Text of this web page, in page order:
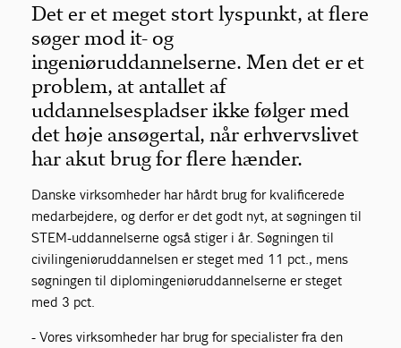
Det er et meget stort lyspunkt, at flere
søger mod it- og
ingeniøruddannelserne. Men det er et
problem, at antallet af
uddannelsespladser ikke følger med
det høje ansøgertal, når erhvervslivet
har akut brug for flere hænder.
Danske virksomheder har hårdt brug for kvalificerede
medarbejdere, og derfor er det godt nyt, at søgningen til
STEM-uddannelserne også stiger i år. Søgningen til
civilingeniøruddannelsen er steget med 11 pct., mens
søgningen til diplomingeniøruddannelserne er steget
med 3 pct.
- Vores virksomheder har brug for specialister fra den